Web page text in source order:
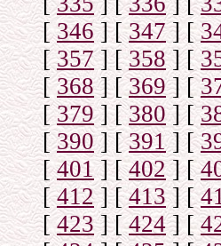
[346] [347] [
[357] [358] [
[368] [369] [
[379] [380] [
[390] [391] [
[401] [402] [
[412] [413] [
[423] [424] [